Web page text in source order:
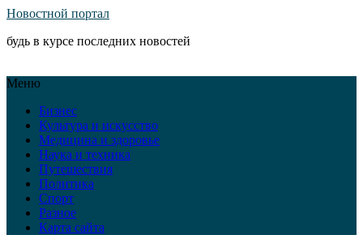
Новостной портал
будь в курсе последних новостей
Меню
Бизнес
Культура и искусство
Медицина и здоровье
Наука и техника
Путешествия
Политика
Спорт
Разное
Карта сайта